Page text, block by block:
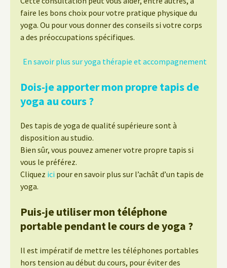
faire les bons choix pour votre pratique physique du
yoga. Ou pour vous donner des conseils si votre corps
a des préoccupations spécifiques.
En savoir plus sur yoga thérapie et accompagnement
Dois-je apporter mon propre tapis de
yoga au cours ?
Des tapis de yoga de qualité supérieure sont à
disposition au studio.
Bien sûr, vous pouvez amener votre propre tapis si
vous le préférez.
Cliquez ici pour en savoir plus sur l’achât d’un tapis de
yoga.
Puis-je utiliser mon téléphone
portable pendant le cours de yoga ?
Il est impératif de mettre les téléphones portables
hors tension au début du cours, pour éviter des